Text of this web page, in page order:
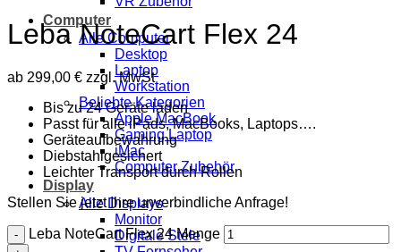
Computer
Alle Computer
Desktop
Laptop
Workstation
Beliebte Kategorien
Apple MacBook
Gaming Laptop
iMac
Computer Zubehör
Display
Alle Displays
Monitor
Digitale Stele
Leba NoteCart Flex 24
ab 299,00 € zzgl. MwSt
Bis zu 24 Geräte laden
Passt für alle iPads, MacBooks, Laptops….
Geräteaufbewahrung
Diebstahlgesichert
Leichter Transport durch Rollen
Stellen Sie jetzt Ihre unverbindliche Anfrage!
Leba NoteCart Flex 24 Menge